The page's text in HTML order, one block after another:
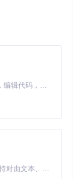
Claude Code 的开源替代方案。连接任意大模型，编辑代码，运行命令，自动验证 — 全自动执行。用 Rust 构建，极致性能。 ｜ An open-source alternative to Claude Code. Connect any LLM, edit code, run commands, and verify changes — autonomously. Built in Rust for speed. Get Started
MiniMax H3 是一个通用的全模态生成系统。它支持对由文本、图像、视频和音频组成的多模态上下文进行统一理解，并能生成分辨率高达 2K、时长可达 15 秒的带原生立体声音频的视频。得益于面向任务泛化的系统设计，H3 在预训练阶段就已具备广泛的多模态上下文理解与生成能力，能够出色地执行复杂的多模态指令。